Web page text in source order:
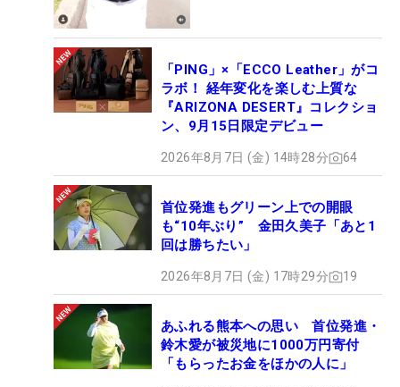
「PING」×「ECCO Leather」がコ
ラボ！ 経年変化を楽しむ上質な
『ARIZONA DESERT』コレクショ
ン、9月15日限定デビュー
2026年8月7日 (金) 14時28分 64
首位発進もグリーン上での開眼
も“10年ぶり” 金田久美子「あと1
回は勝ちたい」
2026年8月7日 (金) 17時29分 19
あふれる熊本への思い 首位発進・
鈴木愛が被災地に1000万円寄付
「もらったお金をほかの人に」